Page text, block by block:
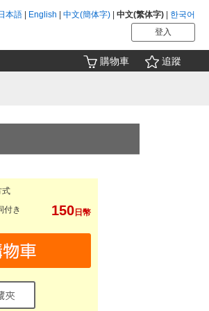
本語 English 中文(簡体字) 中文(繁体字)
한국어
登入
購物車 追蹤
式
150 日幣
付き